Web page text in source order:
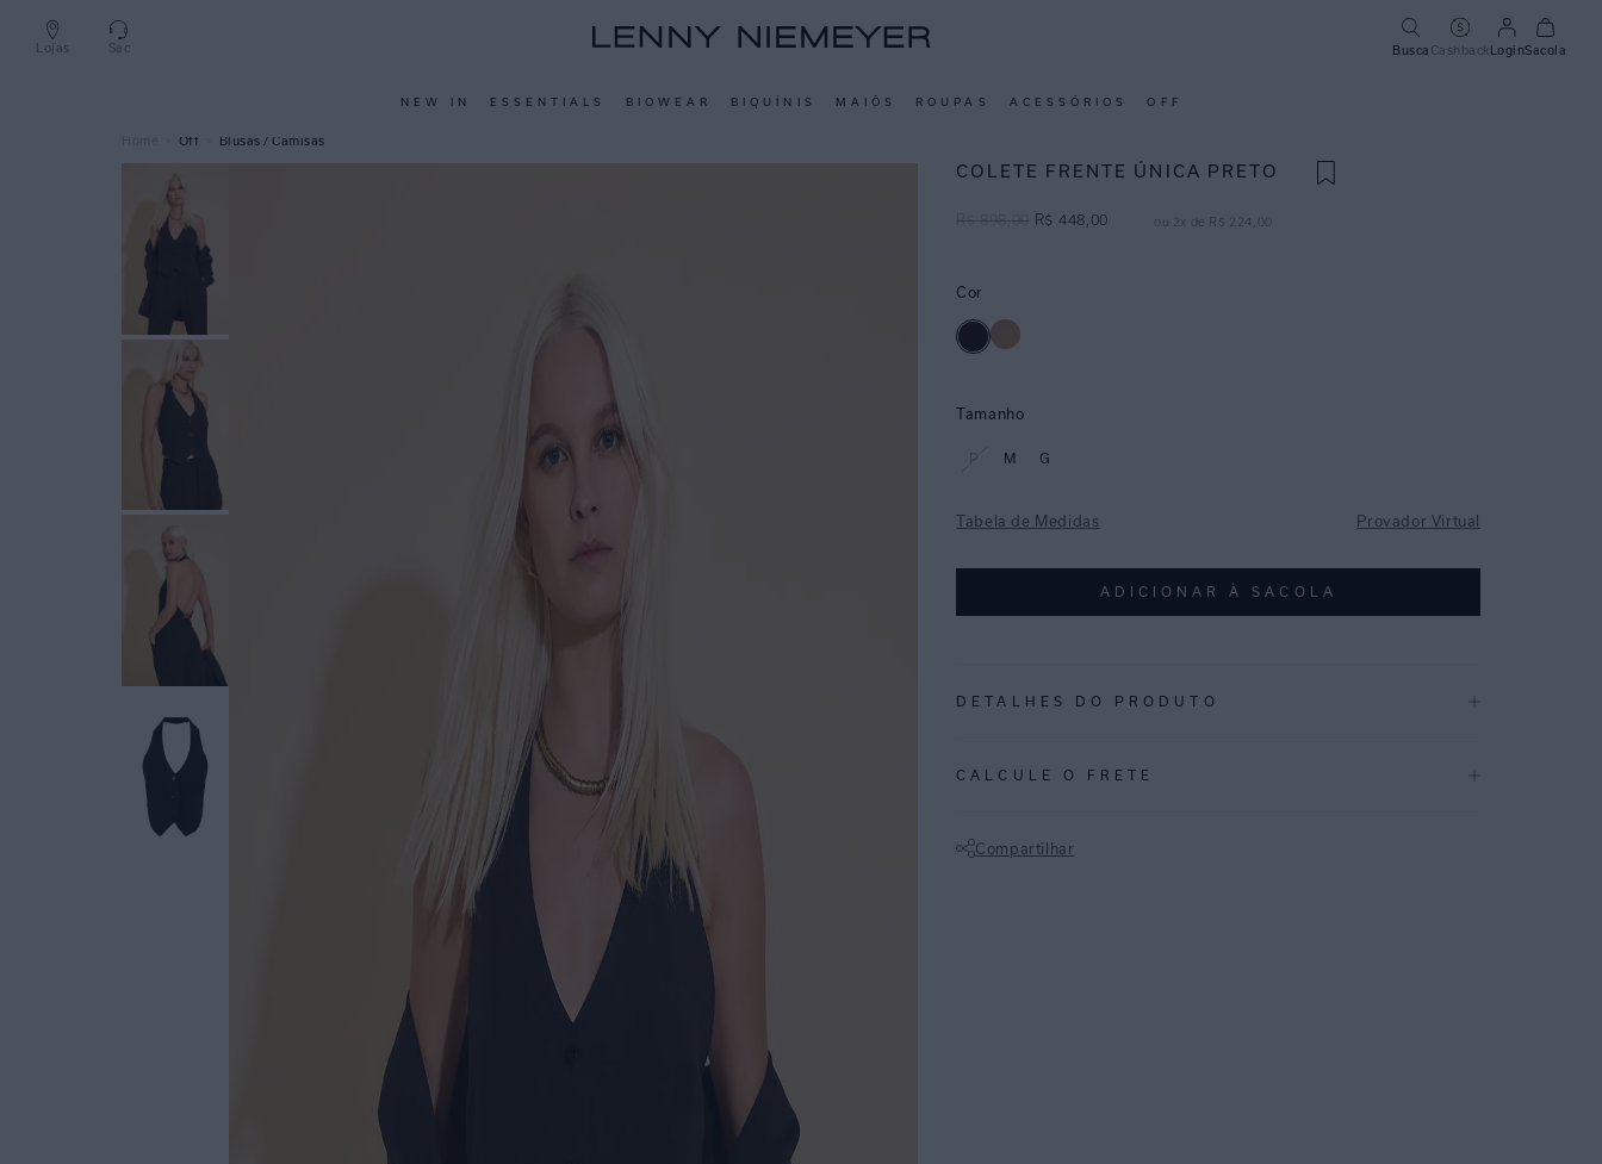
Lojas Sac Busca CashbackLoginSacola
NEW IN ESSENTIALS BIOWEAR BIQUÍNIS MAIÔS ROUPAS ACESSÓRIOS OFF
Off Blusas / Camisas
COLETE FRENTE ÚNICA PRETO
R$ 898,00 R$ 448 00 ou 2x de R$ 224 00
Cor
Tamanho
M G
Tabela de Medidas Provador Virtual
ADICIONAR À SACOLA
DETALHES DO PRODUTO
CALCULE O FRETE
Compartilhar